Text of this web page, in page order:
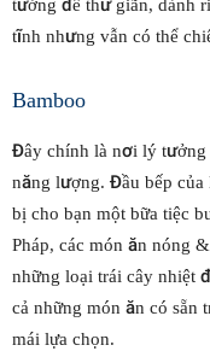
tưởng để thư giãn, dành
tĩnh nhưng vẫn có thể
Bamboo
Đây chính là nơi lý tưởng
năng lượng. Đầu bếp của
bị cho bạn một bữa tiệc
Pháp, các món ăn nóng
những loại trái cây nhiệt
cả những món ăn có sẵn
mái lựa chọn.